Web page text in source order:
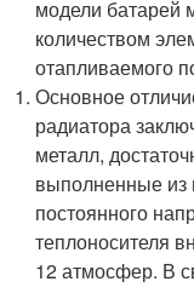
модели батарей
количеством
отапливаемого
Основное
радиатора
металл,
выполненные из
постоянного
теплоносителя
12 атмосфер. В